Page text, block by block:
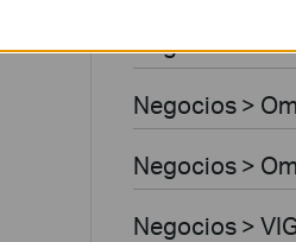
Negocios >
Negocios >
Negocios >
Negocios >